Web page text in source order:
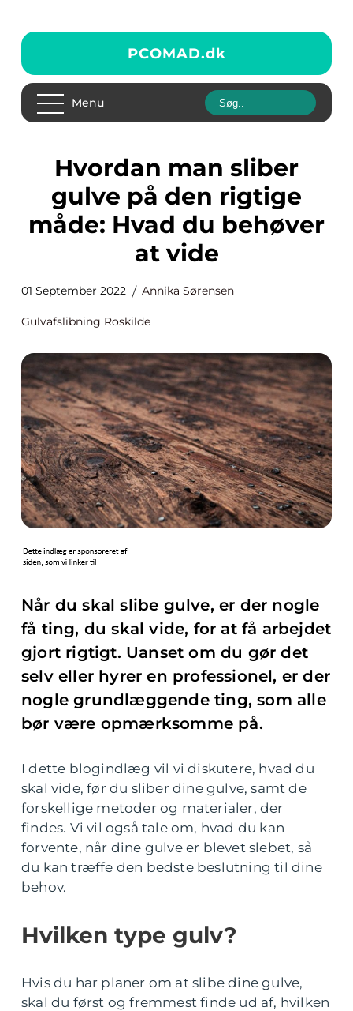
PCOMAD.dk
Menu
Hvordan man sliber
gulve på den rigtige
måde: Hvad du behøver
at vide
01 September 2022 Annika Sørensen
Gulvafslibning Roskilde
Når du skal slibe gulve, er der nogle
få ting, du skal vide, for at få arbejdet
gjort rigtigt. Uanset om du gør det
selv eller hyrer en professionel, er der
nogle grundlæggende ting, som alle
bør være opmærksomme på.
I dette blogindlæg vil vi diskutere, hvad du
skal vide, før du sliber dine gulve, samt de
forskellige metoder og materialer, der
findes. Vi vil også tale om, hvad du kan
forvente, når dine gulve er blevet slebet, så
du kan træffe den bedste beslutning til dine
behov.
Hvilken type gulv?
Hvis du har planer om at slibe dine gulve,
skal du først og fremmest finde ud af, hvilken